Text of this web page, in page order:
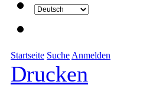
Startseite Suche Anmelden
Drucken